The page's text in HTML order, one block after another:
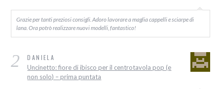
Grazie per tanti preziosi consigli. Adoro lavorare a maglia cappelli e sciarpe di
lana. Ora potrò realizzare nuovi modelli, fantastico!
2 DANIELA
Uncinetto: fiore di ibisco per il centrotavola pop (e
non solo) – prima puntata